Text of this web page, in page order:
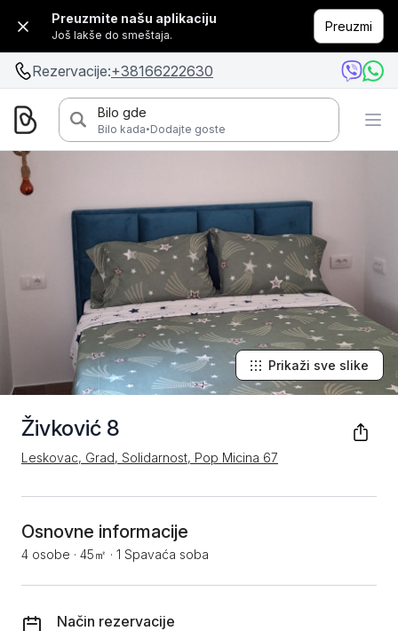
Preuzmite našu aplikaciju
Još lakše do smeštaja.
Preuzmi
Rezervacije:+38166222630
Bilo gde
Bilo kada·Dodajte goste
Živković 8
Leskovac, Grad, Solidarnost, Pop Micina 67
Prikaži sve slike
Osnovne informacije
4 osobe · 45㎡ · 1 Spavaća soba
Način rezervacije